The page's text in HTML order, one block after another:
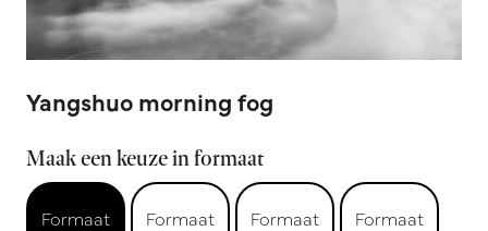
Yangshuo morning fog
Maak een keuze in formaat
Formaat
Formaat
Formaat
Formaat